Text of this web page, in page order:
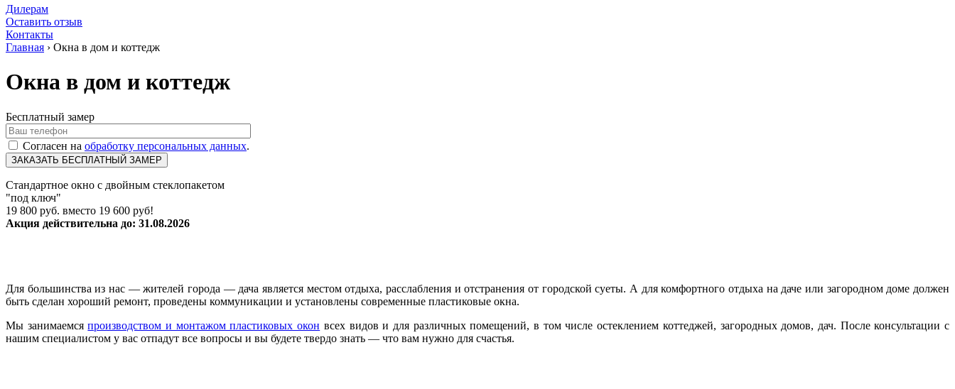
Дилерам
Оставить отзыв
Контакты
Главная › Окна в дом и коттедж
Окна в дом и коттедж
Бесплатный замер
Согласен на обработку персональных данных.
Стандартное окно с двойным стеклопакетом
"под ключ"
19 800 руб. вместо 19 600 руб!
Акция действительна до: 31.08.2026
Для большинства из нас — жителей города — дача является местом отдыха, расслабления и отстранения от городской суеты. А для комфортного отдыха на даче или загородном доме должен
быть сделан хороший ремонт, проведены коммуникации и установлены современные пластиковые окна.
Мы занимаемсяпроизводством и монтажом пластиковых окон всех видов и для различных помещений, в том числе остеклением коттеджей, загородных домов, дач. После консультации с
нашим специалистом у вас отпадут все вопросы и вы будете твердо знать — что вам нужно для счастья.